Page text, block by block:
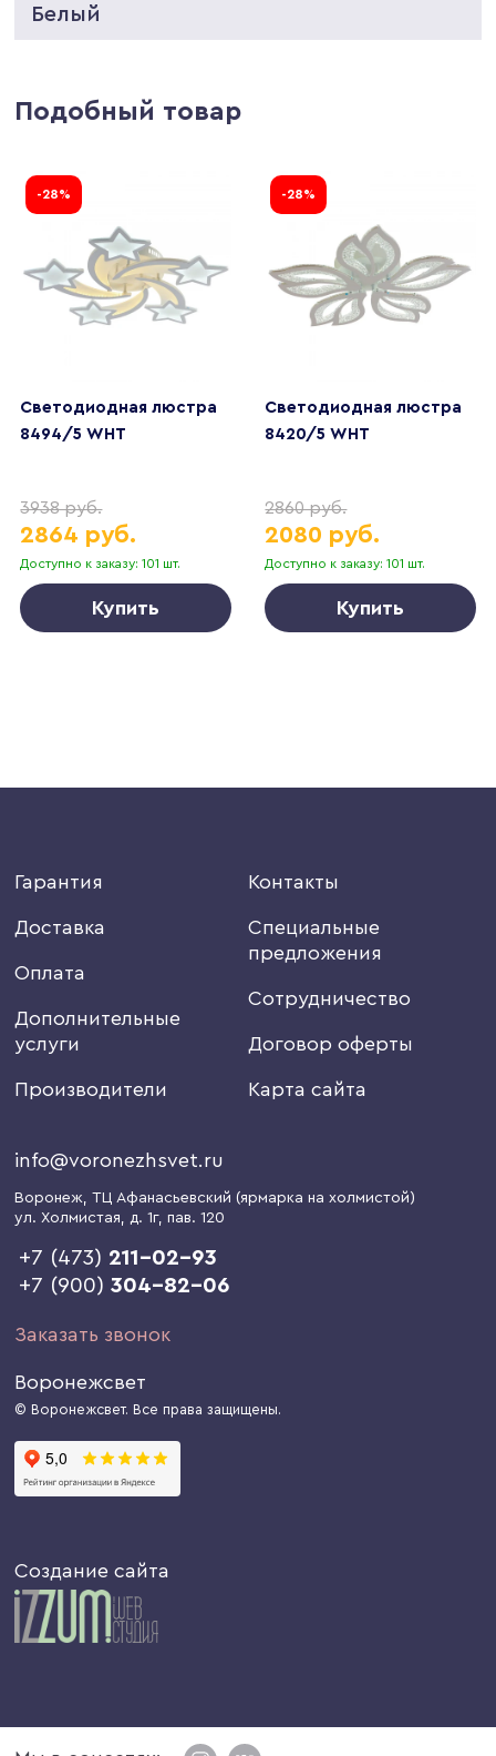
Белый
Подобный товар
Светодиодная люстра
8494/5 WHT
Доступно к заказу: 101 шт.
-28%
3938 руб.
2864 руб.
Купить
Светодиодная люстра
8420/5 WHT
Доступно к заказу: 101 шт.
-28%
2860 руб.
2080 руб.
Купить
Гарантия
Доставка
Оплата
Дополнительные
услуги
Производители
Контакты
Специальные
предложения
Сотрудничество
Договор оферты
Карта сайта
info@voronezhsvet.ru
Воронеж, ТЦ Афанасьевский (ярмарка на холмистой)
ул. Холмистая, д. 1г, пав. 120
+7 (473) 211-02-93
+7 (900)304-82-06
Заказать звонок
Воронежсвет
© Воронежсвет. Все права защищены.
Создание сайта